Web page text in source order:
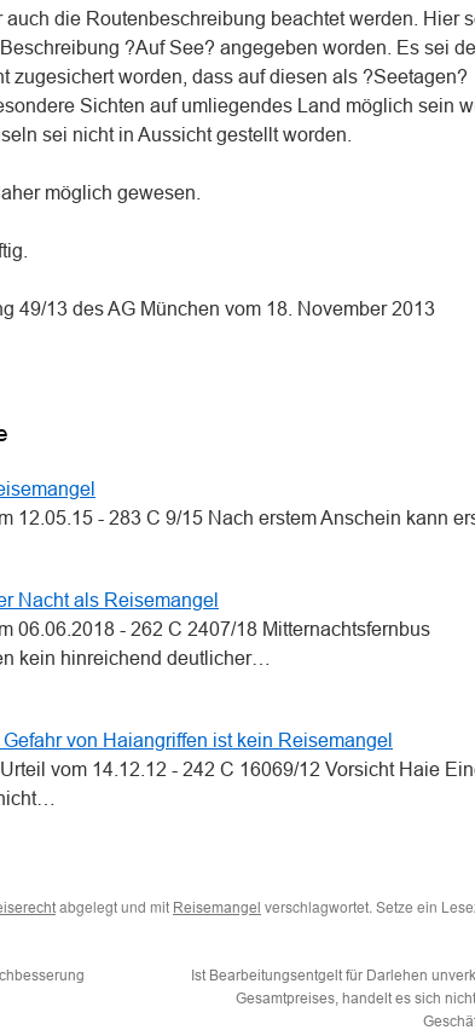
die Routenbeschreibung beachtet werden. Hier
?Auf See? angegeben worden. Es sei
zugesichert worden, dass auf diesen als ?Seetagen?
Sichten auf umliegendes Land möglich sein
sei nicht in Aussicht gestellt worden.
möglich gewesen.
49/13 des AG München vom 18. November 2013
12.05.15 - 283 C 9/15 Nach erstem Anschein kann
Nacht als Reisemangel
06.06.2018 - 262 C 2407/18 Mitternachtsfernbus
kein hinreichend deutlicher…
von Haiangriffen ist kein Reisemangel
vom 14.12.12 - 242 C 16069/12 Vorsicht Haie
abgelegt und mit Reisemangel verschlagwortet. Setze ein
Ist Bearbeitungsentgelt für Darlehen
Gesamtpreises, handelt es sich